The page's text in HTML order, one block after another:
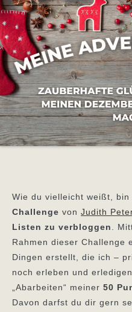
Wie du vielleicht weißt,
Challenge von Judith
Listen zu verbloggen
.
Rahmen dieser Challenge
Dingen erstellt, die ich –
noch erleben und
„Abarbeiten“ meiner 50
Davon darfst du dir gern